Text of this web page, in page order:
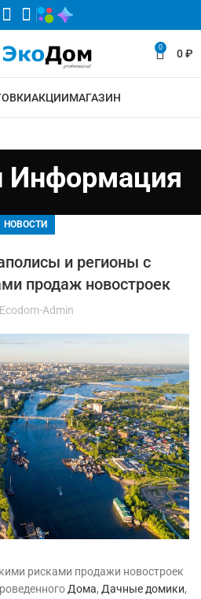
0 0₽
АКЦИИМАГАЗИН
Информация
НОВОСТИ
и регионы с
продаж новостроек
Ecodom-Admin
рисками продажи новостроек
Дома, Дачные домики,